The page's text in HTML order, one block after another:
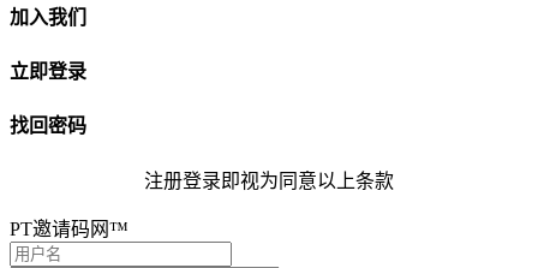
加入我们
立即登录
找回密码
注册登录即视为同意以上条款
PT邀请码网™